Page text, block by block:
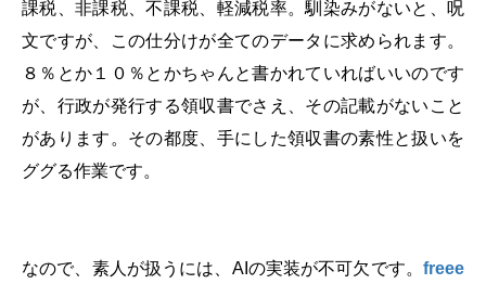
課税、非課税、不課税、軽減税率。馴染みがないと、呪
文ですが、この仕分けが全てのデータに求められます。
８％とか１０％とかちゃんと書かれていればいいのです
が、行政が発行する領収書でさえ、その記載がないこと
があります。その都度、手にした領収書の素性と扱いを
ググる作業です。
なので、素人が扱うには、 AI の実装が不可欠です。freee